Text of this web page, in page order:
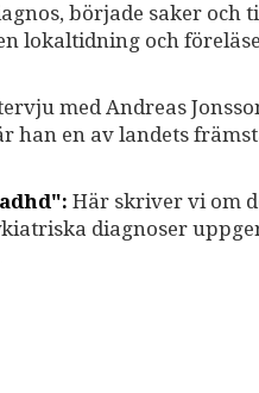
började saker och
lokaltidning och
med Andreas
han en av landets
Här skriver vi om
diagnoser